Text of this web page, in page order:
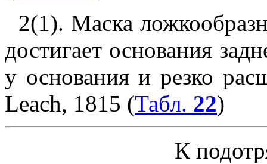
2(1). Маска
достигает основания
у основания и резко
Leach, 1815 (Табл. 22)
К